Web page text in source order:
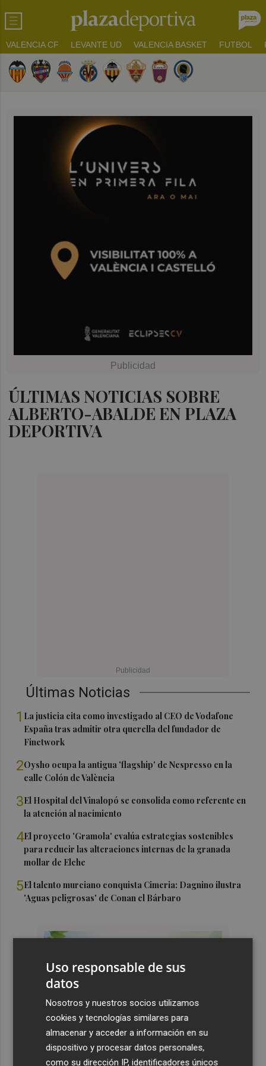
VALENCIA CF LEVANTE UD VALENCIA BASKET FUTBOL
ÚLTIMAS NOTICIAS SOBRE
ALBERTO-ABALDE EN PLAZA
DEPORTIVA
Últimas Noticias
1 La justicia cita como investigado al CEO de Vodafone
España tras admitir otra querella del fundador de
Finetwork
2Oysho ocupa la antigua 'flagship' de Nespresso en la
calle Colón de València
3El Hospital del Vinalopó se consolida como referente en
la atención al nacimiento
4El proyecto 'Gramola' evalúa estrategias sostenibles
para reducir las alteraciones internas de la granada
mollar de Elche
5El talento murciano conquista Cimeria: Dagnino ilustra
'Aguas peligrosas' de Conan el Bárbaro
Uso responsable de sus
datos
Nosotros y nuestros socios utilizamos
cookies y tecnologías similares para
almacenar y acceder a información en su
dispositivo y procesar datos personales,
como su dirección IP, identificadores únicos